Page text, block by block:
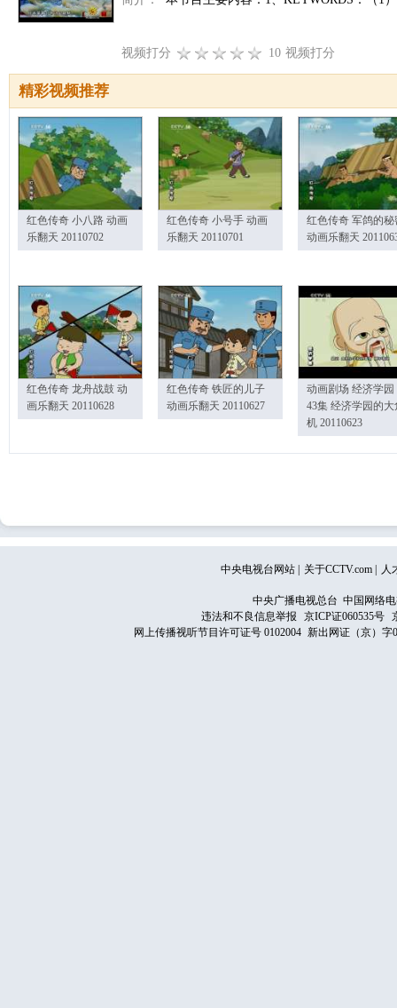
视频打分 10 视频打分
精彩视频推荐
红色传奇 小八路 动画
乐翻天 20110702
红色传奇 小号手 动画
乐翻天 20110701
红色传奇 军鸽的秘
动画乐翻天
红色传奇 龙舟战鼓 动
画乐翻天 20110628
红色传奇 铁匠的儿子
动画乐翻天 20110627
动画剧场 经济学园
43集 经济学园的大
机 20110623
中央电视台网站 关于CCTV.com 人
中央广播电视总台 中国网络
违法和不良信息举报
京ICP证060535号
网上传播视听节目许可证号 0102004 新出网证（京）